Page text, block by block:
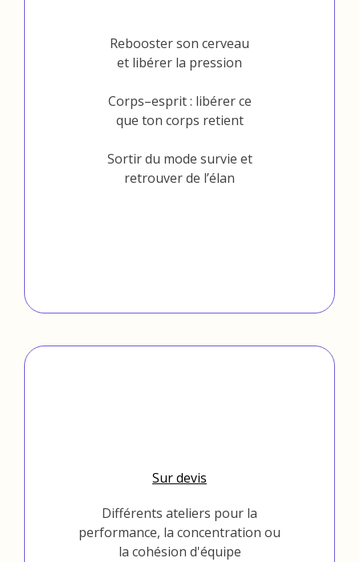
Rebooster son cerveau
et libérer la pression
Corps–esprit : libérer ce
que ton corps retient
Sortir du mode survie et
retrouver de l’élan
Sur devis
Différents ateliers pour la
performance, la concentration ou
la cohésion d'équipe